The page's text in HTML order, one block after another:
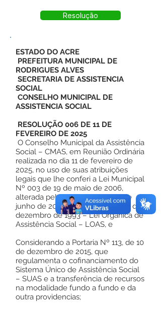
Resolução
ESTADO DO ACRE
PREFEITURA MUNICIPAL DE
RODRIGUES ALVES
SECRETARIA DE ASSISTENCIA
SOCIAL
CONSELHO MUNICIPAL DE
ASSISTENCIA SOCIAL
RESOLUÇÃO 006 DE 11 DE
FEVEREIRO DE 2025
O Conselho Municipal da Assistência
Social – CMAS, em Reunião Ordinária
realizada no dia 11 de fevereiro de
2025, no uso de suas atribuições
legais que lhe conferi a Lei Municipal
Nº 003 de 19 de maio de 2006,
alterada pela Lei Nº 222 de 20 de
junho de 2019, e lei n°8.742 de 07 de
dezembro de 1993 – Lei Orgânica de
Assistência Social – LOAS, e
Considerando a Portaria Nº 113, de 10
de dezembro de 2015, que
regulamenta o cofinanciamento do
Sistema Único de Assistência Social
– SUAS e a transferência de recursos
na modalidade fundo a fundo e da
outra providencias;